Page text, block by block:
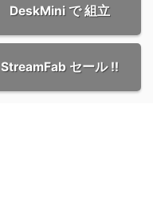
DeskMini で 組立
StreamFab セール !!